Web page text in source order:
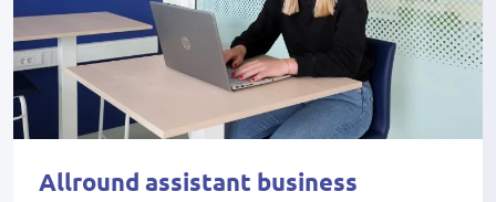
Allround assistant business